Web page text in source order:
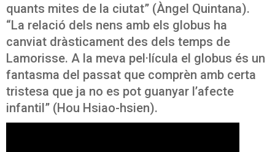
quants mites de la ciutat” (Àngel Quintana).
“La relació dels nens amb els globus ha
canviat dràsticament des dels temps de
Lamorisse. A la meva pel·lícula el globus és un
fantasma del passat que comprèn amb certa
tristesa que ja no es pot guanyar l’afecte
infantil” (Hou Hsiao-hsien).